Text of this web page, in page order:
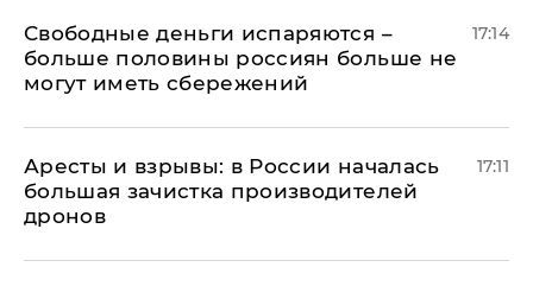
Свободные деньги испаряются –
больше половины россиян больше не
могут иметь сбережений
17:14
Аресты и взрывы: в России началась
большая зачистка производителей
дронов
17:11